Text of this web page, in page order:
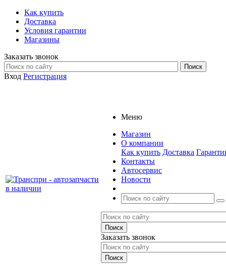
Как купить
Доставка
Условия гарантии
Магазины
Заказать звонок
Вход Регистрация
Меню
Магазин
О компании
Как купить Доставка
Контакты
Автосервис
Новости
Заказать звонок